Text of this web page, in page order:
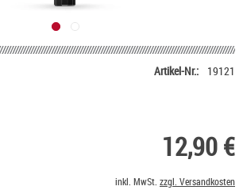
Artikel-Nr.: 19121
12,90 €
inkl. MwSt. zzgl. Versandkosten